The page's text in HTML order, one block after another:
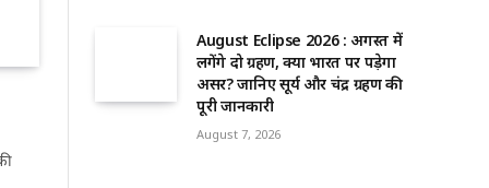
August Eclipse 2026 : अगस्त में
लगेंगे दो ग्रहण, क्या भारत पर पड़ेगा
असर? जानिए सूर्य और चंद्र ग्रहण की
पूरी जानकारी
August 7, 2026